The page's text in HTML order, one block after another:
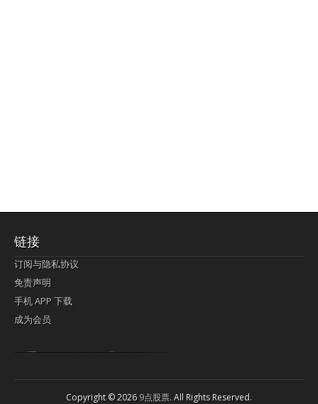
链接
订阅与隐私协议
免责声明
手机 APP 下载
成为会员
Copyright © 20269点股票. All Rights Reserved.